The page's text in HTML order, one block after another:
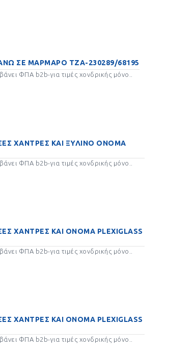
ΚΑΡΑΒΙ ΒΑΡΚΕΣ ΔΏΡΑ
ΓΟΎΡΙΑ 2023
ΜΕΤΑΛΛΙΚΑ ΓΟΎΡΙΑ
ΓΟΎΡΙΑ
ΣΕ ΜΑΡΜΑΡΟ ΤΖΑ-230289/68195
ΦΠΑ b2b-για τιμές χονδρικής μόνο..
ΧΑΝΤΡΕΣ ΚΑΙ ΞΥΛΙΝΟ ΟΝΟΜΑ
ΦΠΑ b2b-για τιμές χονδρικής μόνο..
ΧΑΝΤΡΕΣ ΚΑΙ ΟΝΟΜΑ PLEXIGLASS
ΦΠΑ b2b-για τιμές χονδρικής μόνο..
ΧΑΝΤΡΕΣ ΚΑΙ ΟΝΟΜΑ PLEXIGLASS
ΦΠΑ b2b-για τιμές χονδρικής μόνο..